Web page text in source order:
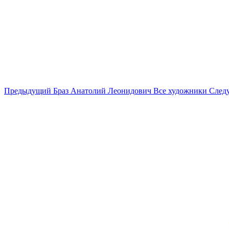
Предыдущий Браз Анатолий Леонидович Все художники